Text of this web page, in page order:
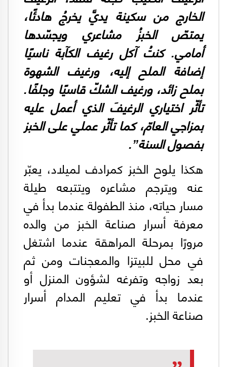
الخارج من سكينة يديَّ يخرجُ هادئًا،
يمتصّ الخبزُ مشاعري ويجسّدها
أمامي. كنتُ آكل رغيف الكآبة ناسيًا
إضافة الملح إليه، ورغيف الشهوة
بملح زائد، ورغيف الشكّ قاسيًا وجلفًا.
تأثّر اختياري الرغيفَ الذي أعمل عليه
بمزاجي العامّ، كما تأثّر عملي على الخبز
بفصول السنة”.
هكذا يلوح الخبز كمرادف لميلاد، يعبّر
عنه ويترجم مشاعره ويتتبعه طيلة
مسار حياته، منذ الطفولة عندما بدأ في
معرفة أسرار صناعة الخبز من والده
مرورًا بمرحلة المراهقة عندما اشتغل
في محل للبيتزا والمعجنات ومن ثم
بعد زواجه وتفرغه لشؤون المنزل أو
عندما بدأ في تعليم المدام أسرار
صناعة الخبز.